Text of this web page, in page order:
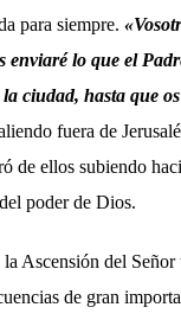
para siempre.
enviaré lo que el
ciudad, hasta que
fuera de
de ellos subiendo
poder de Dios.
Ascensión del Señor
de gran